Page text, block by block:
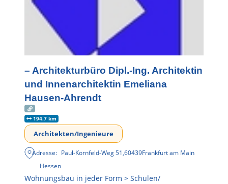
– Architekturbüro Dipl.-Ing. Architektin
und Innenarchitektin Emeliana
Hausen-Ahrendt
194.7 km
Architekten/Ingenieure
Adresse: Paul-Kornfeld-Weg 51,60439Frankfurt am Main
Hessen
Wohnungsbau in jeder Form > Schulen/